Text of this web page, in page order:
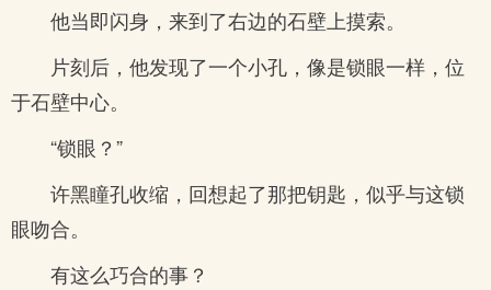
他当即闪身，来到了右边的石壁上摸索。
片刻后，他发现了一个小孔，像是锁眼一样，位
于石壁中心。
“锁眼？”
许黑瞳孔收缩，回想起了那把钥匙，似乎与这锁
眼吻合。
有这么巧合的事？